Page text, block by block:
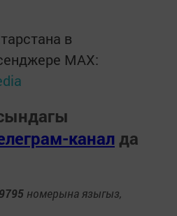
в
MАХ:
канал да
номерына языгыз,